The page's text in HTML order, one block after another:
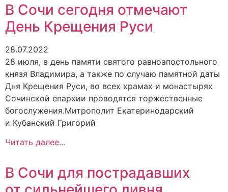
В Сочи сегодня отмечают
День Крещения Руси
28.07.2022
28 июля, в день памяти святого равноапостольного
князя Владимира, а также по случаю памятной даты
Дня Крещения Руси, во всех храмах и монастырях
Сочинской епархии проводятся торжественные
богослужения.Митрополит Екатеринодарский
и Кубанский Григорий
Читать далее...
В Сочи для пострадавших